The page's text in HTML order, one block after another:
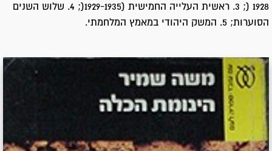
1928 (; 3. ראשית העלייה החמישית (1929-1935(; 4. שלוש השנים
הסוערות; 5. המשק היהודי במאמץ המלחמתי.